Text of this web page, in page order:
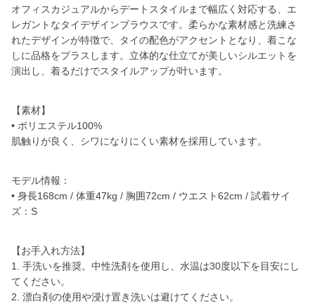
オフィスカジュアルからデートスタイルまで幅広く対応する、エ
レガントなタイデザインブラウスです。柔らかな素材感と洗練さ
れたデザインが特徴で、タイの配色がアクセントとなり、着こな
しに品格をプラスします。立体的な仕立てが美しいシルエットを
演出し、着るだけでスタイルアップが叶います。
【素材】
• ポリエステル100%
肌触りが良く、シワになりにくい素材を採用しています。
モデル情報：
• 身長168cm / 体重47kg / 胸囲72cm / ウエスト62cm / 試着サイ
ズ：S
【お手入れ方法】
1. 手洗いを推奨。中性洗剤を使用し、水温は30度以下を目安にし
てください。
2. 漂白剤の使用や浸け置き洗いは避けてください。